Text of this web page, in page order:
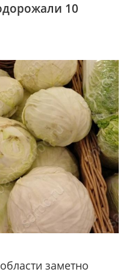
10
заметно